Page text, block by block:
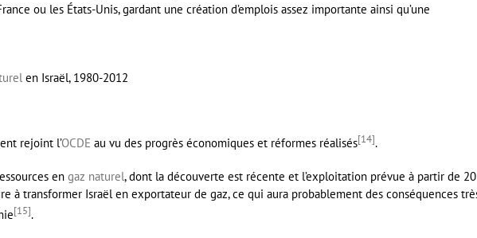
ou les États-Unis, gardant une création d’emplois assez importante ainsi qu’une
en Israël, 1980-2012
rejoint l’OCDE au vu des progrès économiques et réformes réalisés[14].
en gaz naturel, dont la découverte est récente et l’exploitation prévue à partir de
à transformer Israël en exportateur de gaz, ce qui aura probablement des conséquences
[15].